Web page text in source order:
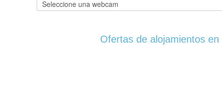
Ofertas de alojamientos en